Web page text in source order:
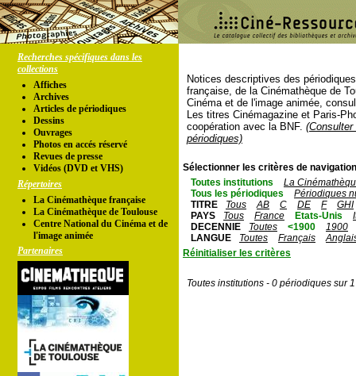
Recherches spécifiques dans les
collections
Affiches
Archives
Articles de périodiques
Dessins
Ouvrages
Photos en accés réservé
Revues de presse
Vidéos (DVD et VHS)
Répertoires
La Cinémathèque française
La Cinémathèque de Toulouse
Centre National du Cinéma et de
l'image animée
Partenaires
Notices descriptives des
française, de la Cinémathèque de
Cinéma et de l'image animée,
Les titres Cinémagazine et Paris-
coopération avec la BNF.
périodiques)
Sélectionner les critères de
Toutes institutions
La
Tous les périodiques
Périodiques
TITRE
Tous AB C DE F
GHI
PAYS
Tous France Etats-Unis
DECENNIE
Toutes <1900
1900
LANGUE
Toutes Français
Réinitialiser les critères
Toutes institutions - 0 périodiques sur